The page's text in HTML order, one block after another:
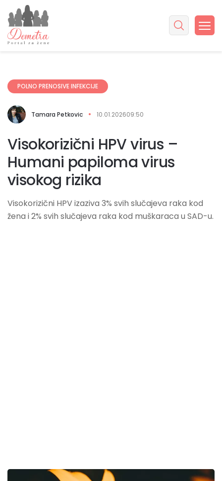
POLNO PRENOSIVE INFEKCIJE
Tamara Petkovic 10.01.202609:50
Visokorizični HPV virus –
Humani papiloma virus
visokog rizika
Visokorizični HPV izaziva 3% svih slučajeva raka kod
žena i 2% svih slučajeva raka kod muškaraca u SAD-u.